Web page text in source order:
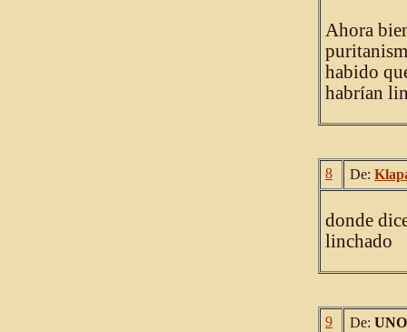
Ahora
habido
habrían
8 De:
donde
linchado
9 De: UNO